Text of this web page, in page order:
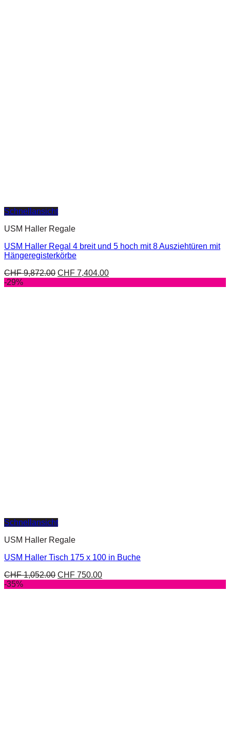
Schnellansicht
USM Haller Regale
USM Haller Regal 4 breit und 5 hoch mit 8 Ausziehtüren mit
Hängeregisterkörbe
CHF9,872.00 CHF 7,404.00
-29%
Schnellansicht
USM Haller Regale
USM Haller Tisch 175 x 100 in Buche
CHF1,052.00 CHF 750.00
-35%